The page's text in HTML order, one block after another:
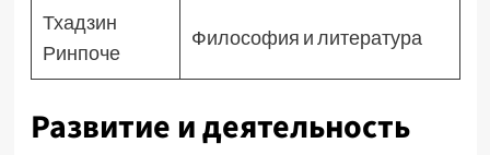
Тхадзин
Ринпоче
Философия и литература
Развитие и деятельность